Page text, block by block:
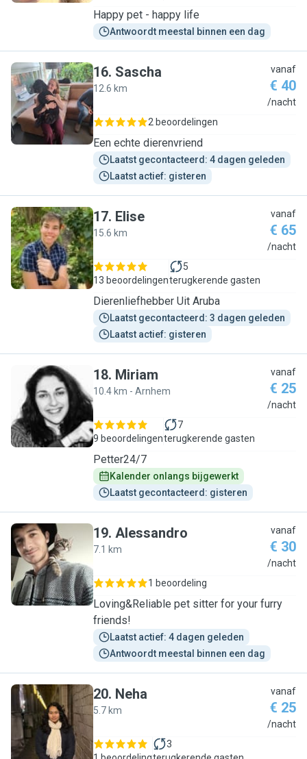
Happy pet - happy life
Antwoordt meestal binnen een dag
S
16. Sascha
12.6 km
vanaf
€ 40
/nacht
2 beoordelingen
Een echte dierenvriend
Laatst gecontacteerd: 4 dagen geleden
Laatst actief: gisteren
E
17. Elise
15.6 km
vanaf
€ 65
/nacht
13 beoordelingen
5
terugkerende gasten
Dierenliefhebber Uit Aruba
Laatst gecontacteerd: 3 dagen geleden
Laatst actief: gisteren
M
18. Miriam
10.4 km - Arnhem
vanaf
€ 25
/nacht
9 beoordelingen
7
terugkerende gasten
Petter24/7
Kalender onlangs bijgewerkt
Laatst gecontacteerd: gisteren
A
19. Alessandro
7.1 km
vanaf
€ 30
/nacht
1 beoordeling
Loving&Reliable pet sitter for your furry
friends!
Laatst actief: 4 dagen geleden
Antwoordt meestal binnen een dag
N
20. Neha
5.7 km
vanaf
€ 25
/nacht
3